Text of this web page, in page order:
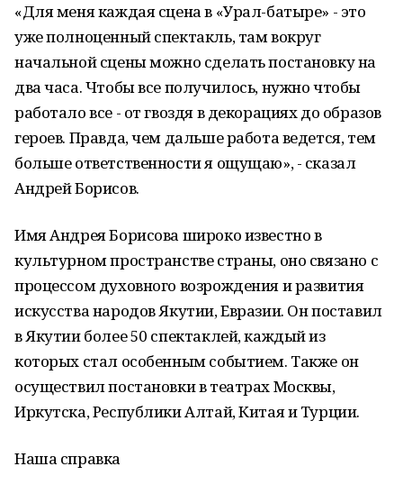
«Для меня каждая сцена в «Урал-батыре» - это
уже полноценный спектакль, там вокруг
начальной сцены можно сделать постановку на
два часа. Чтобы все получилось, нужно чтобы
работало все - от гвоздя в декорациях до образов
героев. Правда, чем дальше работа ведется, тем
больше ответственности я ощущаю», - сказал
Андрей Борисов.
Имя Андрея Борисова широко известно в
культурном пространстве страны, оно связано с
процессом духовного возрождения и развития
искусства народов Якутии, Евразии. Он поставил
в Якутии более 50 спектаклей, каждый из
которых стал особенным событием. Также он
осуществил постановки в театрах Москвы,
Иркутска, Республики Алтай, Китая и Турции.
Наша справка